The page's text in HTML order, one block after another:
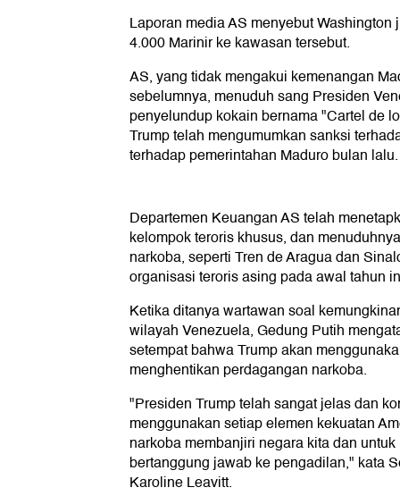
Laporan media AS menyebut
4.000 Marinir ke kawasan tersebut.
AS, yang tidak mengakui kemenangan
sebelumnya, menuduh sang Presiden
penyelundup kokain bernama "Cartel de
Trump telah mengumumkan sanksi
terhadap pemerintahan Maduro bulan lalu.
Departemen Keuangan AS telah
kelompok teroris khusus, dan
narkoba, seperti Tren de Aragua dan
organisasi teroris asing pada awal tahun
Ketika ditanya wartawan soal
wilayah Venezuela, Gedung Putih
setempat bahwa Trump akan
menghentikan perdagangan narkoba.
"Presiden Trump telah sangat jelas dan
menggunakan setiap elemen kekuatan
narkoba membanjiri negara kita dan
bertanggung jawab ke pengadilan," kata
Karoline Leavitt.